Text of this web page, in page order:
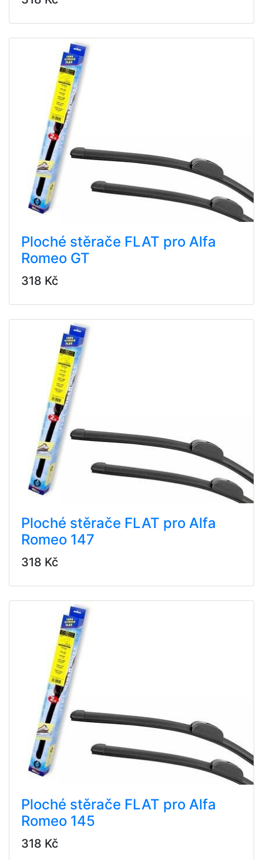
Ploché stěrače FLAT pro Alfa
Romeo GT
318 Kč
Ploché stěrače FLAT pro Alfa
Romeo 147
318 Kč
Ploché stěrače FLAT pro Alfa
Romeo 145
318 Kč